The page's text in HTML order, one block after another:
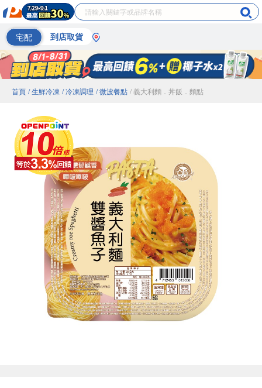
宅配 到店取貨
首頁 / 生鮮冷凍 / 冷凍調理 / 微波餐點 / 義大利麵．丼飯．麵點